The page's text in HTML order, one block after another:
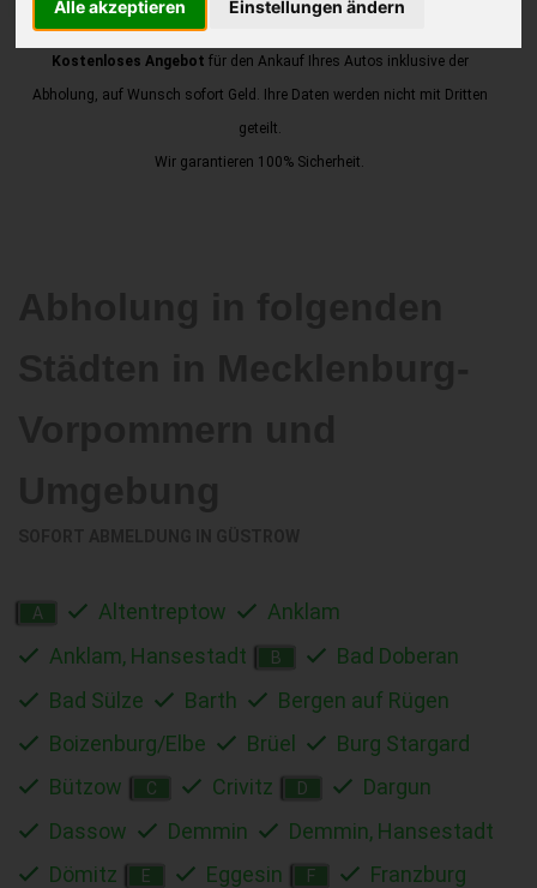
Alle akzeptieren Einstellungen ändern
Kostenloses Angebot für den Ankauf Ihres Autos inklusive der
Abholung, auf Wunsch sofort Geld. Ihre Daten werden nicht mit Dritten
geteilt.
Wir garantieren 100% Sicherheit.
A Altentreptow
Anklam
Anklam, Hansestadt
B
Bad Doberan
Bad Sülze
Barth
Bergen auf Rügen
Boizenburg/Elbe
Brüel
Burg Stargard
Bützow
C Crivitz D
Dargun
Dassow
Demmin
Demmin, Hansestadt
Dömitz
E Eggesin F Franzburg